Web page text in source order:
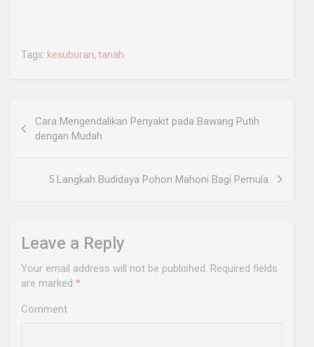
Tags: kesuburan, tanah
navigation
Cara Mengendalikan Penyakit pada Bawang Putih
dengan Mudah
5 Langkah Budidaya Pohon Mahoni Bagi Pemula
Leave a Reply
Your email address will not be published. Required fields
are marked *
Comment